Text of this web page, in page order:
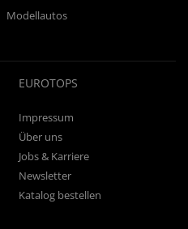
Modellautos
EUROTOPS
Impressum
Über uns
Jobs & Karriere
Newsletter
Katalog bestellen